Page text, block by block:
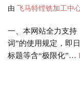
由 飞马特镗铣加工中
一、本网站全力支持
词”的使用规定，即
标题等含“极限化”…